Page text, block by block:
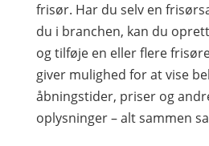
frisør. Har du selv en
du i branchen, kan du
og tilføje en eller flere
giver mulighed for at vise
åbningstider, priser og
oplysninger – alt sammen